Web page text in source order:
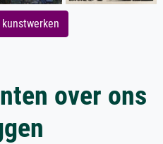
over ons